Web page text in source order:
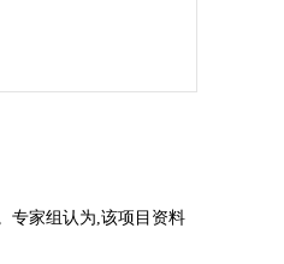
专家组认为,该项目资料